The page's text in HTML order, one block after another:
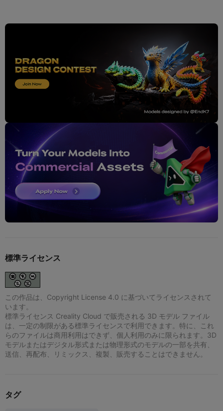
標準ライセンス
この作品は、Copyright License 4.0 に基づいてライセンスされて
います。
標準ライセンス Creality Cloud で販売される 3D モデル ファイル
は、一定の制限がある標準ライセンスで利用できます。特に、これ
らのファイルは商用利用はできず、個人利用のみに限られます。3D
モデルまたはデジタル形式または物理形式のモデルの一部を共有、
送信、再配布、リミックス、複製、販売することはできません。
タグ